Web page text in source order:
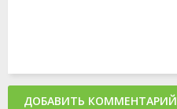
ДОБАВИТЬ КОММЕНТАРИЙ